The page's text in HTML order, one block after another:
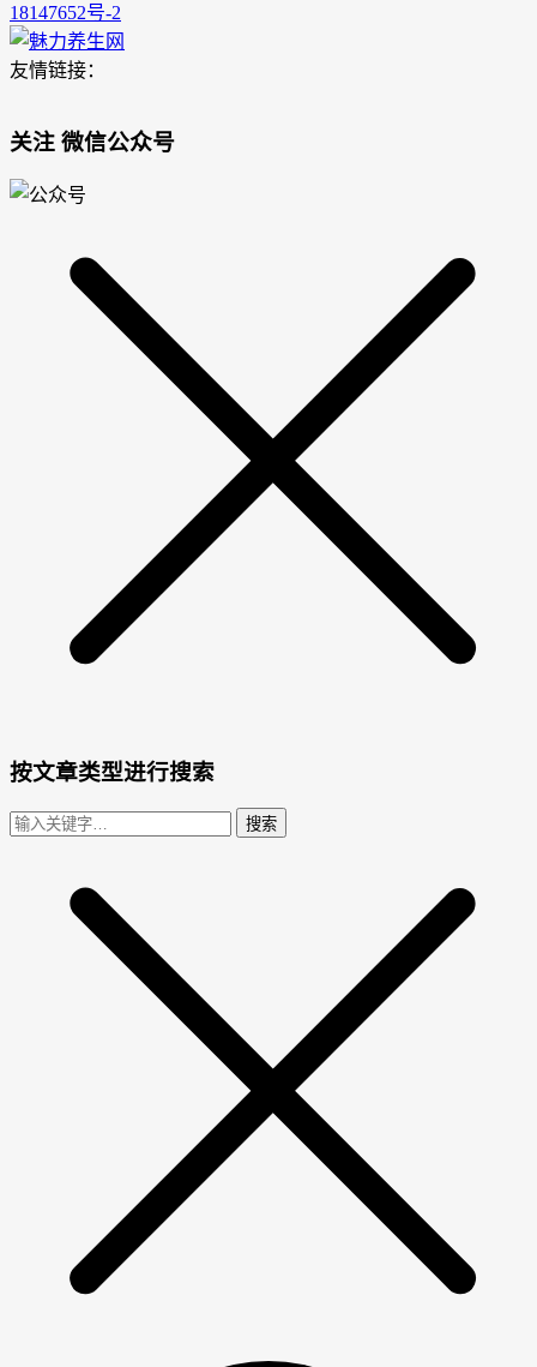
18147652号-2
友情链接：
关注 微信公众号
按文章类型进行搜索